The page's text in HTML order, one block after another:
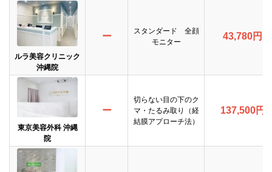
ルラ美容クリニック
沖縄院
ー
スタンダード 全顔
モニター
43,780円
東京美容外科 沖縄
院
ー
切らない目の下のク
マ・たるみ取り（経
結膜アプローチ法）
137,500円